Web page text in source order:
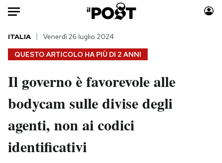
Auto
HOME
Italia
Politica
Tecnologia
Scienza
Moda
Consumismi
Storie/Idee
QUESTO ARTICOLO HA PIÙ DI 2 ANNI
ITALIA Venerdì 26 luglio 2024
Il governo è favorevole alle
bodycam sulle divise degli
agenti, non ai codici
identificativi